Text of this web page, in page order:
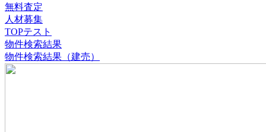
無料査定
人材募集
TOPテスト
物件検索結果
物件検索結果（建売）